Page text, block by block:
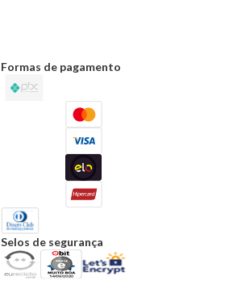
Formas de pagamento
Selos de segurança